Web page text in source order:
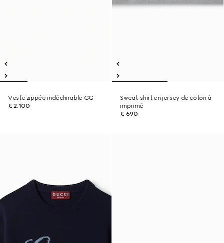
Veste zippée indéchirable GG
€ 2.100
Sweat-shirt en jersey de coton à
imprimé
€ 690